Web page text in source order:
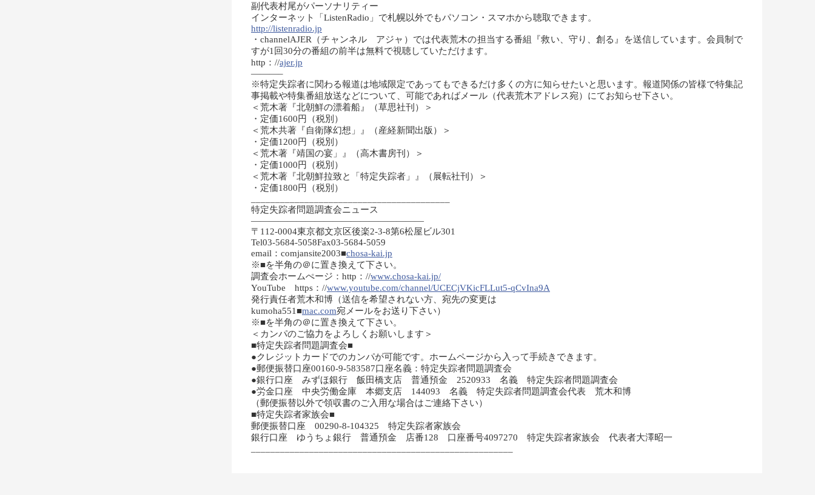
副代表村尾がパーソナリティー
インターネット「ListenRadio」で札幌以外でもパソコン・スマホから聴取できます。
http://listenradio.jp
・channelAJER（チャンネル アジャ）では代表荒木の担当する番組『救い、守り、創る』を送信しています。会員制で
すが1回30分の番組の前半は無料で視聴していただけます。
http：//ajer.jp
———–
※特定失踪者に関わる報道は地域限定であってもできるだけ多くの方に知らせたいと思います。報道関係の皆様で特集記
事掲載や特集番組放送などについて、可能であればメール（代表荒木アドレス宛）にてお知らせ下さい。
＜荒木著『北朝鮮の漂着船』（草思社刊）＞
・定価1600円（税別）
＜荒木共著『自衛隊幻想」』（産経新聞出版）＞
・定価1200円（税別）
＜荒木著『靖国の宴」』（高木書房刊）＞
・定価1000円（税別）
＜荒木著『北朝鮮拉致と「特定失踪者」』（展転社刊）＞
・定価1800円（税別）
特定失踪者問題調査会ニュース
———————————————————
〒112-0004東京都文京区後楽2-3-8第6松屋ビル301
Tel03-5684-5058Fax03-5684-5059
email：comjansite2003■chosa-kai.jp
※■を半角の＠に置き換えて下さい。
調査会ホームぺージ：http：//www.chosa-kai.jp/
YouTube https：//www.youtube.com/channel/UCECjVKicFLLut5-qCvIna9A
発行責任者荒木和博（送信を希望されない方、宛先の変更は
kumoha551■mac.com宛メールをお送り下さい）
※■を半角の＠に置き換えて下さい。
＜カンパのご協力をよろしくお願いします＞
■特定失踪者問題調査会■
●クレジットカードでのカンパが可能です。ホームページから入って手続きできます。
●郵便振替口座00160-9-583587口座名義：特定失踪者問題調査会
●銀行口座 みずほ銀行 飯田橋支店 普通預金 2520933 名義 特定失踪者問題調査会
●労金口座 中央労働金庫 本郷支店 144093 名義 特定失踪者問題調査会代表 荒木和博
（郵便振替以外で領収書のご入用な場合はご連絡下さい）
■特定失踪者家族会■
郵便振替口座 00290-8-104325 特定失踪者家族会
銀行口座 ゆうちょ銀行 普通預金 店番128 口座番号4097270 特定失踪者家族会 代表者大澤昭一